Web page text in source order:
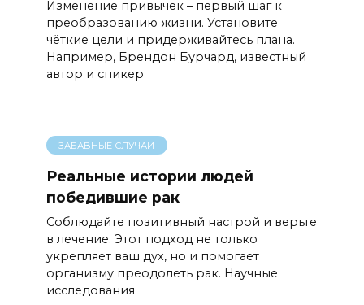
Изменение привычек – первый шаг к
преобразованию жизни. Установите
чёткие цели и придерживайтесь плана.
Например, Брендон Бурчард, известный
автор и спикер
ЗАБАВНЫЕ СЛУЧАИ
Реальные истории людей
победившие рак
Соблюдайте позитивный настрой и верьте
в лечение. Этот подход не только
укрепляет ваш дух, но и помогает
организму преодолеть рак. Научные
исследования